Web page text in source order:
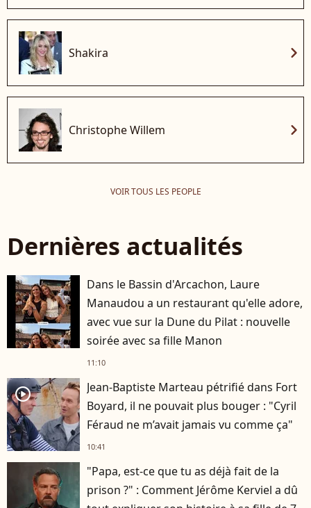
Shakira chevron_right
Christophe Willem chevron_right
VOIR TOUS LES PEOPLE
Dernières actualités
Dans le Bassin d'Arcachon, Laure
Manaudou a un restaurant qu'elle adore,
avec vue sur la Dune du Pilat : nouvelle
soirée avec sa fille Manon
11:10
player2
Jean-Baptiste Marteau pétrifié dans Fort
Boyard, il ne pouvait plus bouger : "Cyril
Féraud ne m’avait jamais vu comme ça"
10:41
"Papa, est-ce que tu as déjà fait de la
prison ?" : Comment Jérôme Kerviel a dû